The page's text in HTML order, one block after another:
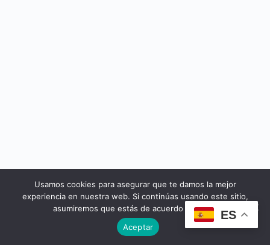
© 2026 - Cursos Yeseuropa
ES
Usamos cookies para asegurar que te damos la mejor
experiencia en nuestra web. Si continúas usando este sitio,
asumiremos que estás de acuerdo con ello.
Aceptar